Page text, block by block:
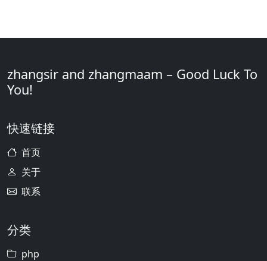
zhangsir and zhangmaam – Good Luck To
You!
快速链接
首页
关于
联系
分类
php